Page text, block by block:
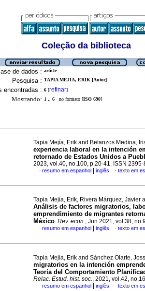
Coleção da biblioteca
de dados : article
Pesquisa : TAPIA MEJIA, ERIK [Autor]
encontradas : 6 [refinar]
Mostrando: 1 .. 6 no formato [ISO 690]
Tapia Mejía, Erik and Betanzos Medina,
experiencia laboral en la intención
retornado de Estados Unidos a
2023, vol.40, no.100, p.20-41. ISSN
· resumo em espanhol inglês · texto em
Tapia Mejía, Erik, Rivera Márquez, Javier
Análisis de factores migratorios,
emprendimiento de migrantes
México. Rev. econ., Jun 2021, vol.38,
· resumo em espanhol inglês · texto em
Tapia Mejía, Erik and Sánchez Olarte,
migratorios en la intención
Teoría del Comportamiento
Relac. Estud. hist. soc., 2021, vol.42,
· resumo em espanhol inglês · texto em